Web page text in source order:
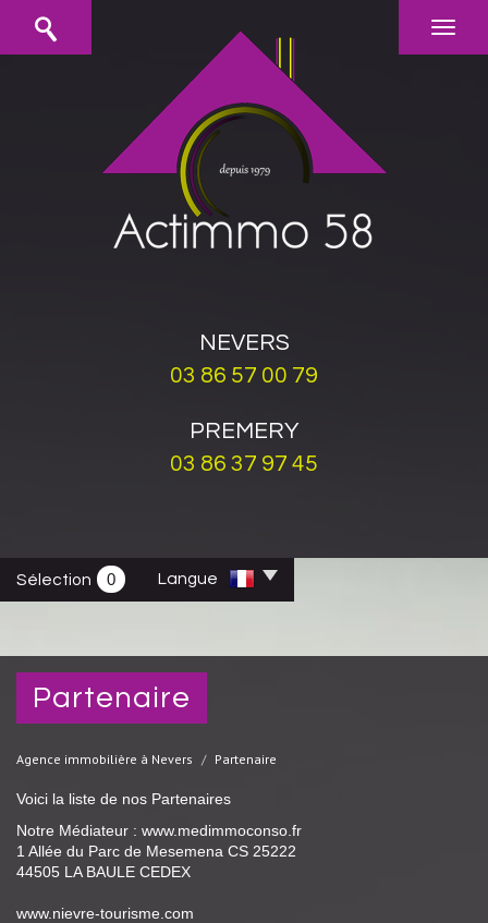
NEVERS
03 86 57 00 79
PREMERY
03 86 37 97 45
Sélection 0 Langue
partenaire
Agence immobilière à Nevers Partenaire
Voici la liste de nos Partenaires
Notre Médiateur : www.medimmoconso.fr
1 Allée du Parc de Mesemena CS 25222
44505 LA BAULE CEDEX
www.nievre-tourisme.com